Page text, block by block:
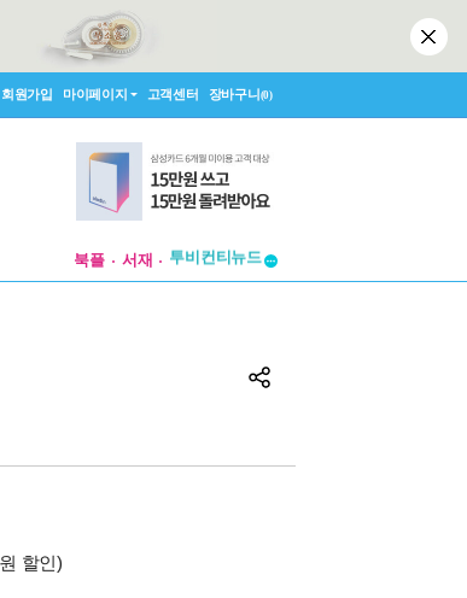
회원가입 마이페이지 고객센터 장바구니(0)
북플 서재
창작플랫폼
할인)